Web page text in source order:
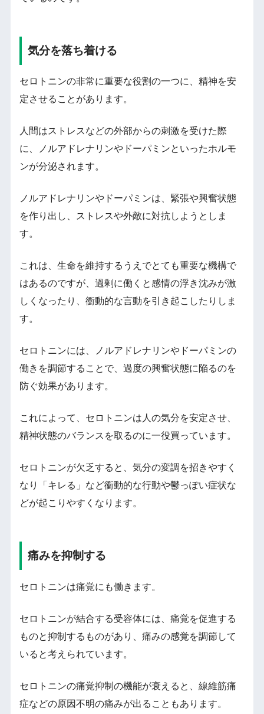
気分を落ち着ける
セロトニンの非常に重要な役割の一つに、精神を安
定させることがあります。
人間はストレスなどの外部からの刺激を受けた際
に、ノルアドレナリンやドーパミンといったホルモ
ンが分泌されます。
ノルアドレナリンやドーパミンは、緊張や興奮状態
を作り出し、ストレスや外敵に対抗しようとしま
す。
これは、生命を維持するうえでとても重要な機構で
はあるのですが、過剰に働くと感情の浮き沈みが激
しくなったり、衝動的な言動を引き起こしたりしま
す。
セロトニンには、ノルアドレナリンやドーパミンの
働きを調節することで、過度の興奮状態に陥るのを
防ぐ効果があります。
これによって、セロトニンは人の気分を安定させ、
精神状態のバランスを取るのに一役買っています。
セロトニンが欠乏すると、気分の変調を招きやすく
なり「キレる」など衝動的な行動や鬱っぽい症状な
どが起こりやすくなります。
痛みを抑制する
セロトニンは痛覚にも働きます。
セロトニンが結合する受容体には、痛覚を促進する
ものと抑制するものがあり、痛みの感覚を調節して
いると考えられています。
セロトニンの痛覚抑制の機能が衰えると、線維筋痛
症などの原因不明の痛みが出ることもあります。